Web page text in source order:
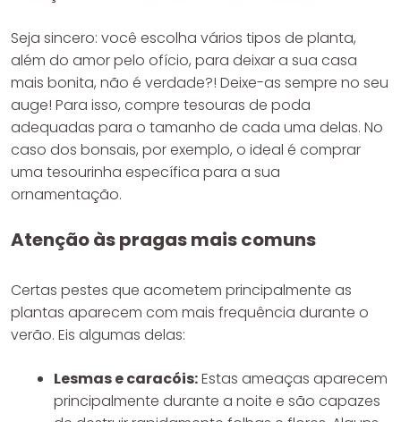
Seja sincero: você escolha vários tipos de planta,
além do amor pelo ofício, para deixar a sua casa
mais bonita, não é verdade?! Deixe-as sempre no seu
auge! Para isso, compre tesouras de poda
adequadas para o tamanho de cada uma delas. No
caso dos bonsais, por exemplo, o ideal é comprar
uma tesourinha específica para a sua
ornamentação.
Atenção às pragas mais comuns
Certas pestes que acometem principalmente as
plantas aparecem com mais frequência durante o
verão. Eis algumas delas:
Lesmas e caracóis:Estas ameaças aparecem
principalmente durante a noite e são capazes